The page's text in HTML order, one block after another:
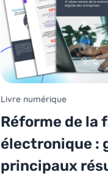
Livre numérique
Réforme de la
électronique :
principaux